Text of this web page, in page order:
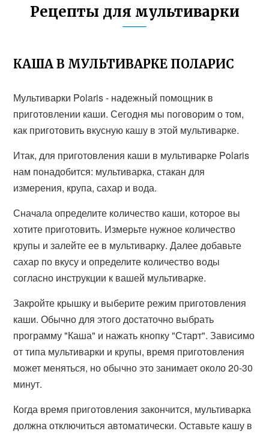
Рецепты для мультиварки
КАША В МУЛЬТИВАРКЕ ПОЛАРИС
Мультиварки Polaris - надежный помощник в
приготовлении каши. Сегодня мы поговорим о том,
как приготовить вкусную кашу в этой мультиварке.
Итак, для приготовления каши в мультиварке Polaris
нам понадобится: мультиварка, стакан для
измерения, крупа, сахар и вода.
Сначала определите количество каши, которое вы
хотите приготовить. Измерьте нужное количество
крупы и залейте ее в мультиварку. Далее добавьте
сахар по вкусу и определите количество воды
согласно инструкции к вашей мультиварке.
Закройте крышку и выберите режим приготовления
каши. Обычно для этого достаточно выбрать
программу "Каша" и нажать кнопку "Старт". Зависимо
от типа мультиварки и крупы, время приготовления
может меняться, но обычно это занимает около 20-30
минут.
Когда время приготовления закончится, мультиварка
должна отключиться автоматически. Оставьте кашу в